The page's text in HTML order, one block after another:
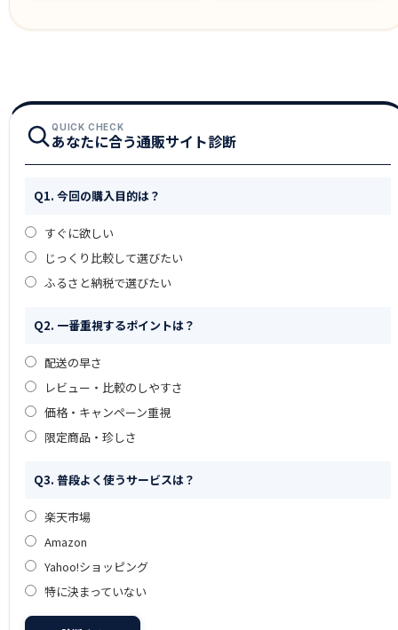
QUICK CHECK
あなたに合う通販サイト診断
Q1. 今回の購入目的は？
すぐに欲しい
じっくり比較して選びたい
ふるさと納税で選びたい
Q2. 一番重視するポイントは？
配送の早さ
レビュー・比較のしやすさ
価格・キャンペーン重視
限定商品・珍しさ
Q3. 普段よく使うサービスは？
楽天市場
Amazon
Yahoo!ショッピング
特に決まっていない